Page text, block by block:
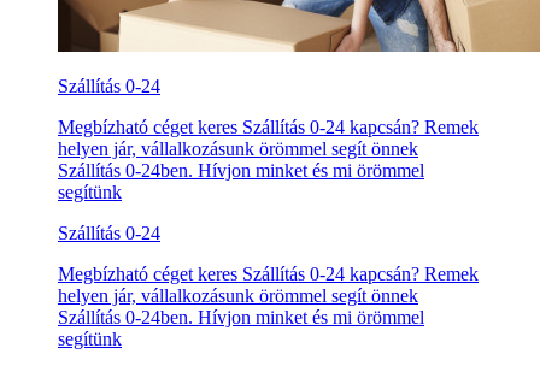
Szállítás 0-24
Megbízható céget keres Szállítás 0-24 kapcsán? Remek
helyen jár, vállalkozásunk örömmel segít önnek
Szállítás 0-24ben. Hívjon minket és mi örömmel
segítünk
Szállítás 0-24
Megbízható céget keres Szállítás 0-24 kapcsán? Remek
helyen jár, vállalkozásunk örömmel segít önnek
Szállítás 0-24ben. Hívjon minket és mi örömmel
segítünk